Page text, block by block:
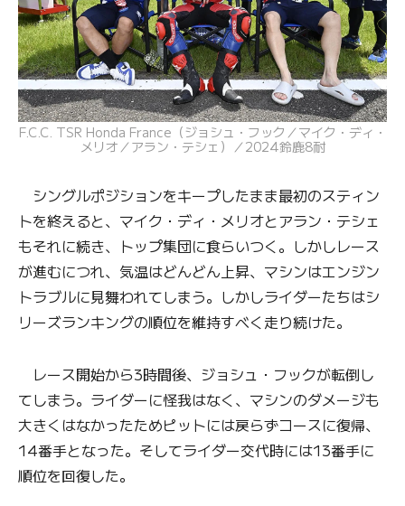
F.C.C. TSR Honda France（ジョシュ・フック／マイク・ディ・
メリオ／アラン・テシェ）／2024鈴鹿8耐
シングルポジションをキープしたまま最初のスティン
トを終えると、マイク・ディ・メリオとアラン・テシェ
もそれに続き、トップ集団に食らいつく。しかしレース
が進むにつれ、気温はどんどん上昇、マシンはエンジン
トラブルに見舞われてしまう。しかしライダーたちはシ
リーズランキングの順位を維持すべく走り続けた。
レース開始から3時間後、ジョシュ・フックが転倒し
てしまう。ライダーに怪我はなく、マシンのダメージも
大きくはなかったためピットには戻らずコースに復帰、
14番手となった。そしてライダー交代時には13番手に
順位を回復した。